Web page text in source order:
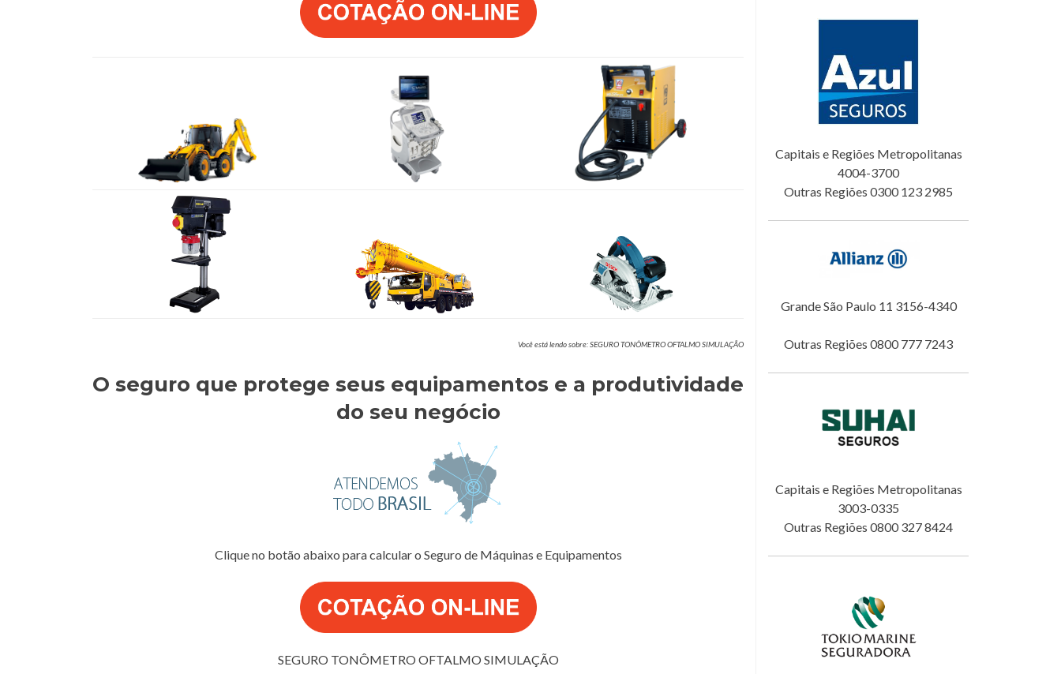
Você está lendo sobre: SEGURO TONÔMETRO OFTALMO SIMULAÇÃO
O seguro que protege seus equipamentos e a produtividade
do seu negócio
Clique no botão abaixo para calcular o Seguro de Máquinas e Equipamentos
SEGURO TONÔMETRO OFTALMO SIMULAÇÃO
Capitais e Regiões Metropolitanas
4004-3700
Outras Regiões 0300 123 2985
Grande São Paulo 11 3156-4340
Outras Regiões 0800 777 7243
Capitais e Regiões Metropolitanas
3003-0335
Outras Regiões 0800 327 8424